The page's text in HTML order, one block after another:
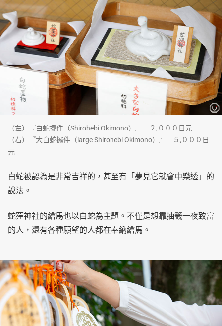
（左）『白蛇擺件（Shirohebi Okimono）』 ２,０００日元
（右）『大白蛇擺件（large Shirohebi Okimono）』 ５,０００日
元
白蛇被認為是非常吉祥的，甚至有「夢見它就會中樂透」的
說法。
蛇窪神社的繪馬也以白蛇為主題。不僅是想靠抽籤一夜致富
的人，還有各種願望的人都在奉納繪馬。